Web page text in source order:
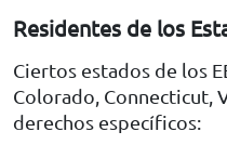
Residentes de los
Ciertos estados de los
Colorado, Connecticut,
derechos específicos: